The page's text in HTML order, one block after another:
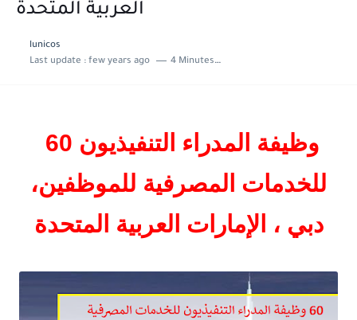
العربية المتحدة
lunicos
Last update : few years ago 4 Minutes to read
60 وظيفة المدراء التنفيذيون
للخدمات المصرفية للموظفين،
دبي ، الإمارات العربية المتحدة